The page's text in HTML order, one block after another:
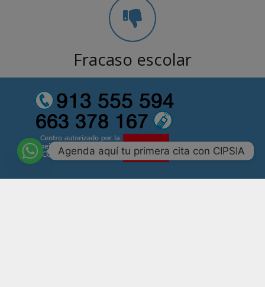
Fracaso escolar
Agenda aquí tu primera cita con CIPSIA